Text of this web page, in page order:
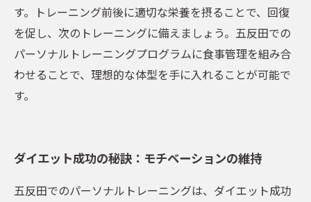
す。トレーニング前後に適切な栄養を摂ることで、回復
を促し、次のトレーニングに備えましょう。五反田での
パーソナルトレーニングプログラムに食事管理を組み合
わせることで、理想的な体型を手に入れることが可能で
す。
ダイエット成功の秘訣：モチベーションの維持
五反田でのパーソナルトレーニングは、ダイエット成功